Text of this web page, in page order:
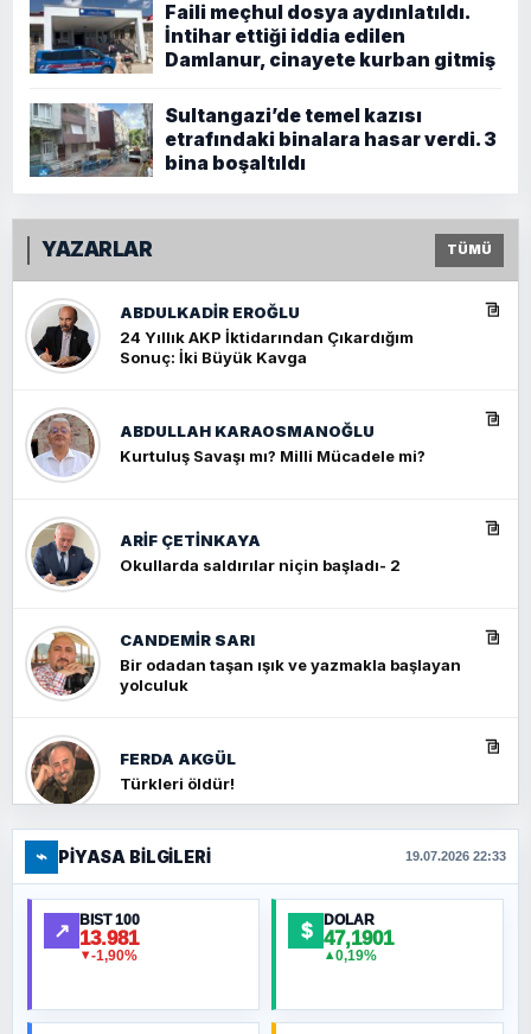
Faili meçhul dosya aydınlatıldı.
İntihar ettiği iddia edilen
Damlanur, cinayete kurban gitmiş
Sultangazi’de temel kazısı
etrafındaki binalara hasar verdi. 3
bina boşaltıldı
YAZARLAR TÜMÜ
ABDULKADIR EROĞLU
24 Yıllık AKP İktidarından Çıkardığım
Sonuç: İki Büyük Kavga
ABDULLAH KARAOSMANOĞLU
Kurtuluş Savaşı mı? Milli Mücadele mi?
ARIF ÇETİNKAYA
Okullarda saldırılar niçin başladı- 2
CANDEMIR SARI
Bir odadan taşan ışık ve yazmakla başlayan
yolculuk
FERDA AKGÜL
Türkleri öldür!
FERHAT BÜYÜKKALKAN
Ankara Zirvesi: NATO Toplantısı mı, Yeni
Ortadoğu Haritasının Provası mı?
⌁ PIYASA BILGILERI 19.07.2026 22:33
↗ BIST 100
13.981
▼-1,90%
$ DOLAR
47,1901
▲0,19%